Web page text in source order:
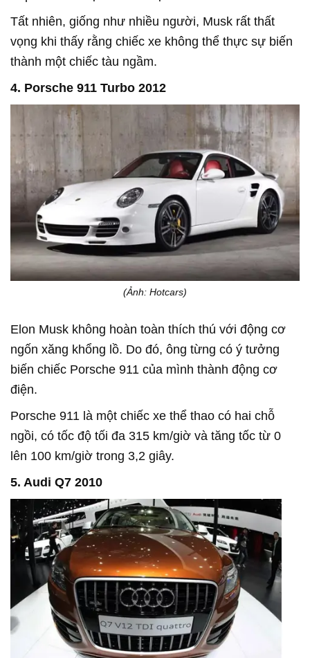
Tất nhiên, giống như nhiều người, Musk rất thất
vọng khi thấy rằng chiếc xe không thể thực sự biến
thành một chiếc tàu ngầm.
4. Porsche 911 Turbo 2012
(Ảnh: Hotcars)
Elon Musk không hoàn toàn thích thú với động cơ
ngốn xăng khổng lồ. Do đó, ông từng có ý tưởng
biến chiếc Porsche 911 của mình thành động cơ
điện.
Porsche 911 là một chiếc xe thể thao có hai chỗ
ngồi, có tốc độ tối đa 315 km/giờ và tăng tốc từ 0
lên 100 km/giờ trong 3,2 giây.
5. Audi Q7 2010